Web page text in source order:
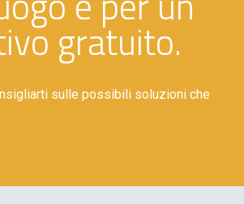
gratuito.
sulle possibili soluzioni che